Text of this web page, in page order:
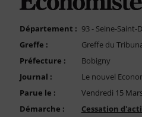
Compte PRO
Département : 93 - Seine-Saint-
Greffe :
Greffe du
Préfecture :
Bobigny
Journal :
Le nouvel
Parue le :
Vendredi 15
Démarche :
Cessation